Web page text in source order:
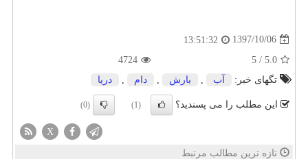
1397/10/06
13:51:32
5.0
/
5
4724
تگهای خبر:
آب بارش دام دریا
این مطلب را می پسندید؟ (1)
(0)
X
تازه ترین مطالب مرتبط